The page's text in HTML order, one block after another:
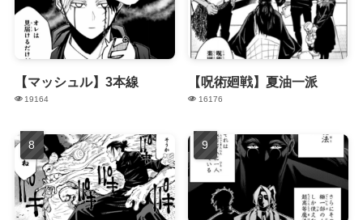
【マッシュル】3本線
19164
【呪術廻戦】夏油一派
16176